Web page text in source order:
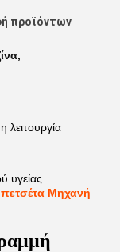
προϊόντων
,
λειτουργία
υγείας
πετσέτα Μηχανή